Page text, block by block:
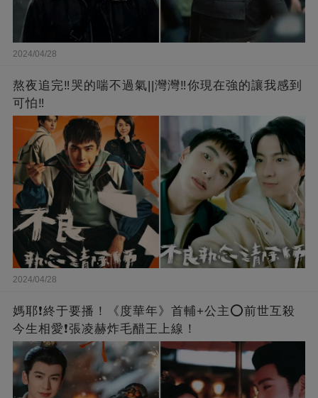
2024/04/28
熬夜追完‼️哭的喘不過氣||灣灣‼️你現在強的讓我感到
可怕‼️
2024/04/28
媽耶❗️終于要播！《度華年》首輔+公主⭕前世互殺
今生相愛❗張凌赫炸毛醋王上線！